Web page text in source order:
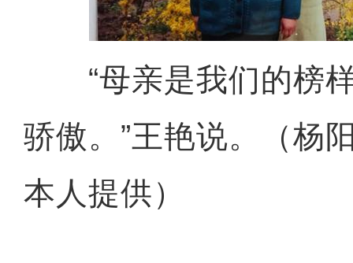
“母亲是我们的榜样
骄傲。”王艳说。（杨
本人提供）